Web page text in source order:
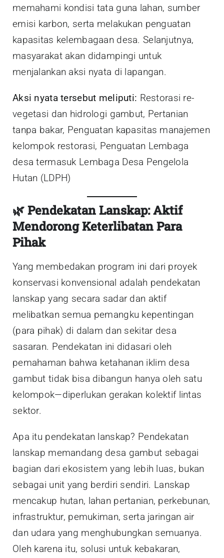
memahami kondisi tata guna lahan, sumber
emisi karbon, serta melakukan penguatan
kapasitas kelembagaan desa. Selanjutnya,
masyarakat akan didampingi untuk
menjalankan aksi nyata di lapangan.
Aksi nyata tersebut meliputi: Restorasi re-
vegetasi dan hidrologi gambut, Pertanian
tanpa bakar, Penguatan kapasitas manajemen
kelompok restorasi, Penguatan Lembaga
desa termasuk Lembaga Desa Pengelola
Hutan (LDPH)
🌿 Pendekatan Lanskap: Aktif
Mendorong Keterlibatan Para
Pihak
Yang membedakan program ini dari proyek
konservasi konvensional adalah pendekatan
lanskap yang secara sadar dan aktif
melibatkan semua pemangku kepentingan
(para pihak) di dalam dan sekitar desa
sasaran. Pendekatan ini didasari oleh
pemahaman bahwa ketahanan iklim desa
gambut tidak bisa dibangun hanya oleh satu
kelompok—diperlukan gerakan kolektif lintas
sektor.
Apa itu pendekatan lanskap? Pendekatan
lanskap memandang desa gambut sebagai
bagian dari ekosistem yang lebih luas, bukan
sebagai unit yang berdiri sendiri. Lanskap
mencakup hutan, lahan pertanian, perkebunan,
infrastruktur, pemukiman, serta jaringan air
dan udara yang menghubungkan semuanya.
Oleh karena itu, solusi untuk kebakaran,